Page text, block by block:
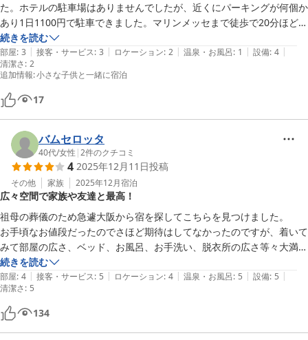
た。ホテルの駐車場はありませんでしたが、近くにパーキングが何個か
あり1日1100円で駐車できました。マリンメッセまで徒歩で20分ほどで
した。家庭サイズの洗濯機、冷蔵庫が完備されており真夏だった為、洗
濯したかったのですが洗剤は置いていなかったので断念しました。徒歩
圏内、コンビニや飲食店ありで不自由はありませんでした。（今回は利
用しませんでしたが地下鉄駅も近い）
無人のチェックイン、アウトでしたがメールでお知らせがあり、スムー
また機会があれば利用したいです。
続きを読む
部屋: 3 | 接客・サービス: 3 | ロケーション: 2 | 温泉・お風呂: 1 | 設備: 4 |
清潔さ: 2
追加情報:小さな子供と一緒に宿泊
17
バムセロッタ
40代/女性 |2件のクチコミ
4 2025年12月11日投稿
その他 家族 2025年12月宿泊
広々空間で家族や友達と最高！
祖母の葬儀のため急遽大阪から宿を探してこちらを見つけました。
お手頃なお値段だったのでさほど期待はしてなかったのですが、着いて
みて部屋の広さ、ベッド、お風呂、お手洗い、脱衣所の広さ等々大満足
でした。地下鉄の駅からも近く、県庁の近くからなのか治安も良い印象
です。家族や友達で泊まるには最高だと思いました。
１つだけ星マイナスにしたのは鏡が少ないことですかね。女子4人には
鏡が少なすぎて、、それくらいです。あとは大満足です。
続きを読む
部屋: 4 | 接客・サービス: 5 | ロケーション: 4 | 温泉・お風呂: 5 | 設備: 5 |
清潔さ: 5
134